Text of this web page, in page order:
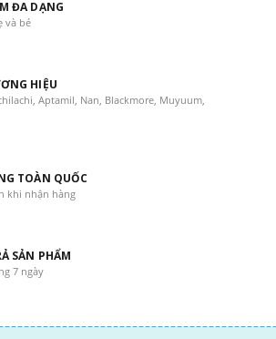
ĐA DẠNG
và bé
HIỆU
Aptamil, Nan, Blackmore, Muyuum,
TOÀN QUỐC
khi nhận hàng
SẢN PHẨM
7 ngày